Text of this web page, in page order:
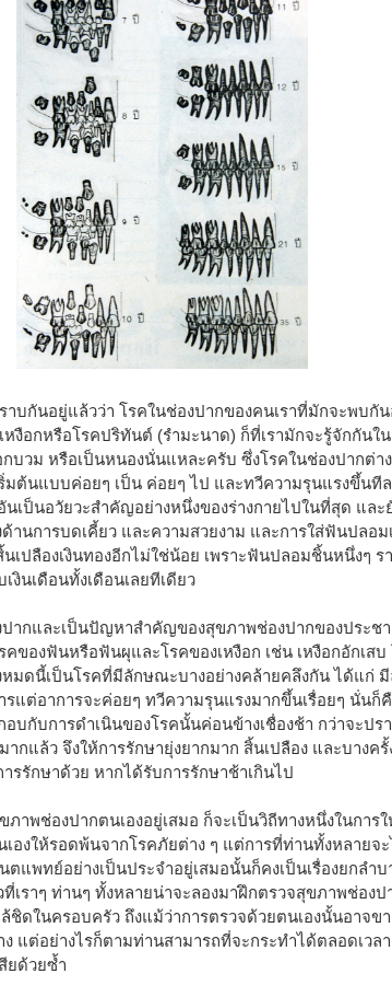
บกันอยู่แล้วว่า โรคในช่องปากของคนเราที่มักจะพบกัน
หงือกหรือโรคปริทันต์ (รำมะนาด) ก็ที่เรามักจะรู้จักกันใ
บวม หรือเป็นหนองนั่นแหละครับ ซึ่งโรคในช่องปากต่า
มต้นแบบค่อยๆ เป็น ค่อยๆ ไป และทวีความรุนแรงขึ้นที
เป็นอวัยวะสำคัญอย่างหนึ่งของร่างกายไปในที่สุด แล
านการบดเคี้ยว และความสวยงาม และการใส่ฟันปลอ
เปลืองเงินทองอีกไม่ใช่น้อย เพราะฟันปลอมชิ้นหนึ่งๆ ร
งินเดือนทั้งเดือนเลยทีเดียว
ากและเป็นปัญหาสำคัญของสุขภาพช่องปากของประช
ของฟันหรือฟันผุและโรคของเหงือก เช่น เหงือกอักเสบ
มดนี้เป็นโรคที่มีลักษณะบางอย่างคล้ายคลึงกัน ได้แก่
รแต่อาการจะค่อยๆ ทวีความรุนแรงมากขึ้นเรื่อยๆ นั่นก็
บกับการดำเนินของโรคนั้นค่อนข้างเชื่องช้า กว่าจะปรา
ากแล้ว จึงให้การรักษายุ่งยากมาก สิ้นเปลือง และบางค
รรักษาด้วย หากได้รับการรักษาช้าเกินไป
าพช่องปากตนเองอยู่เสมอ ก็จะเป็นวิถีทางหนึ่งในการ
องให้รอดพ้นจากโรคภัยต่าง ๆ แต่การที่ท่านทั้งหลายจ
แพทย์อย่างเป็นประจำอยู่เสมอนั้นก็คงเป็นเรื่องยกลำ
เราๆ ท่านๆ ทั้งหลายน่าจะลองมาฝึกตรวจสุขภาพช่องป
ชิดในครอบครัว ถึงแม้ว่าการตรวจด้วยตนเองนั้นอาจข
แต่อย่างไรก็ตามท่านสามารถที่จะกระทำได้ตลอดเวล
ยด้วยซ้ำ